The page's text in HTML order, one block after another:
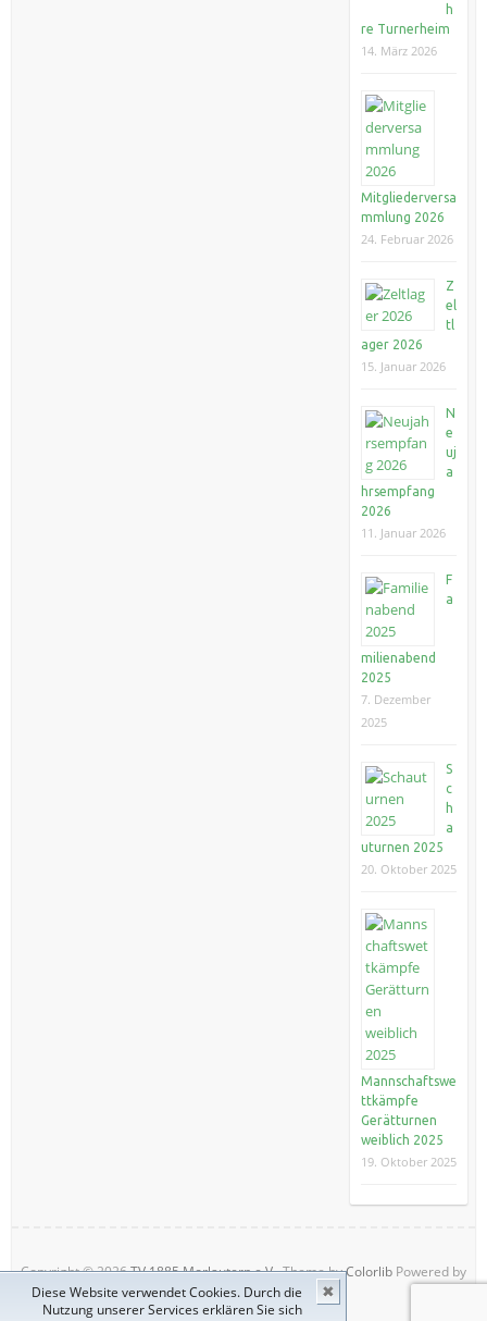
Diese Website verwendet Cookies. Durch die
Nutzung unserer Services erklären Sie sich
✖
h
re Turnerheim
14. März 2026
Mitgliederversa
mmlung 2026
24. Februar 2026
Z
el
tl
ager 2026
15. Januar 2026
N
e
uj
a
hrsempfang
2026
11. Januar 2026
F
a
milienabend
2025
7. Dezember
2025
S
c
h
a
uturnen 2025
20. Oktober 2025
Mannschaftswe
ttkämpfe
Gerätturnen
weiblich 2025
19. Oktober 2025
Copyright © 2026TV 1885 Morlautern e.V.. Theme byColorlib Powered by
WordPress